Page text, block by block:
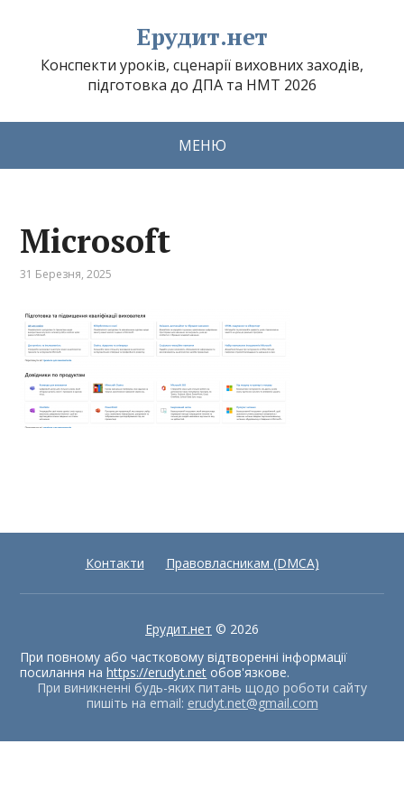
Ерудит.нет
Конспекти уроків, сценарії виховних заходів,
підготовка до ДПА та НМТ 2026
МЕНЮ
Microsoft
31 Березня, 2025
Контакти Правовласникам (DMCA)
Ерудит.нет © 2026
При повному або частковому відтворенні інформації
посилання наhttps://erudyt.net обов'язкове.
При виникненні будь-яких питань щодо роботи сайту
пишіть на email: erudyt.net@gmail.com